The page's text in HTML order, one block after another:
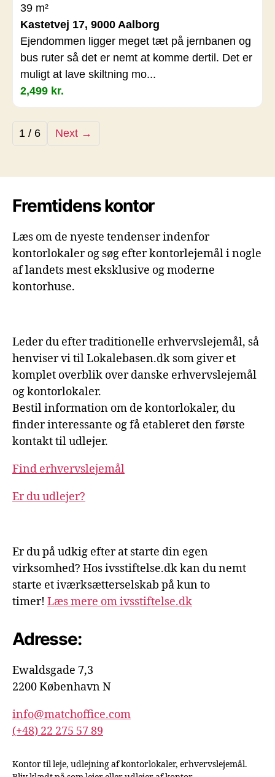
39 m²
Kastetvej 17, 9000 Aalborg
Ejendommen ligger meget tæt på jernbanen og
bus ruter så det er nemt at komme dertil. Det er
muligt at lave skiltning mo...
2,499 kr.
1 / 6 Next →
Fremtidens kontor
Læs om de nyeste tendenser indenfor
kontorlokaler og søg efter kontorlejemål i nogle
af landets mest eksklusive og moderne
kontorhuse.
Leder du efter traditionelle erhvervslejemål, så
henviser vi til Lokalebasen.dk som giver et
komplet overblik over danske erhvervslejemål
og kontorlokaler.
Bestil information om de kontorlokaler, du
finder interessante og få etableret den første
kontakt til udlejer.
Find erhvervslejemål
Er du udlejer?
Er du på udkig efter at starte din egen
virksomhed? Hos ivsstiftelse.dk kan du nemt
starte et iværksætterselskab på kun to
timer! Læs mere om ivsstiftelse.dk
Adresse:
Ewaldsgade 7,3
2200 København N
info@matchoffice.com
(+48) 22 275 57 89
Kontor til leje, udlejning af kontorlokaler, erhvervslejemål.